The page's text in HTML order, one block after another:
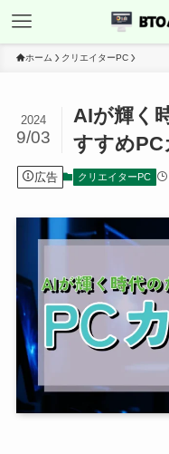
ホーム クリエイターPC
AIが輝く
すすめ
2024
9/03
広告 クリエイターPC